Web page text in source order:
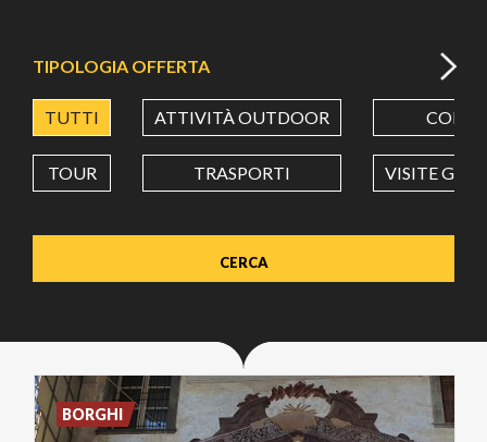
TIPOLOGIA OFFERTA
TUTTI ATTIVITÀ OUTDOOR CORSI
TOUR TRASPORTI VISITE
BORGHI